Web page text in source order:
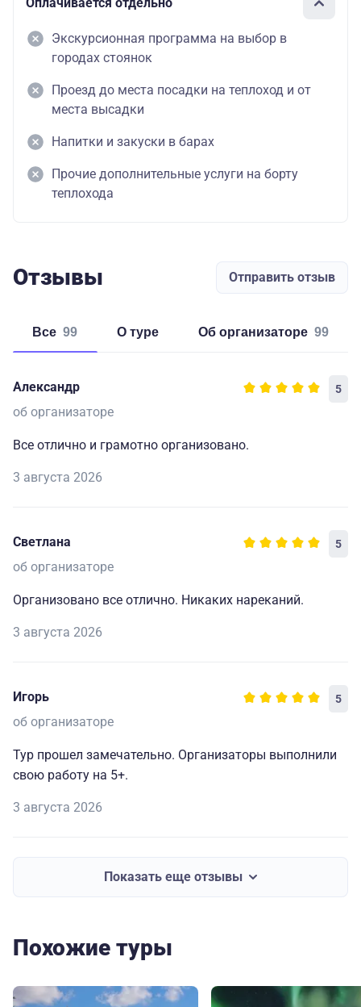
Экскурсионная программа на выбор в
городах стоянок
Проезд до места посадки на теплоход и от
места высадки
Напитки и закуски в барах
Прочие дополнительные услуги на борту
теплохода
Отзывы Отправить отзыв
Все 99 о туре об организаторе 99
Александр 5
об организаторе
Все отлично и грамотно организовано.
3 августа 2026
Светлана 5
об организаторе
Организовано все отлично. Никаких нареканий.
3 августа 2026
Игорь 5
об организаторе
Тур прошел замечательно. Организаторы выполнили
свою работу на 5+.
3 августа 2026
Показать еще отзывы
Похожие туры